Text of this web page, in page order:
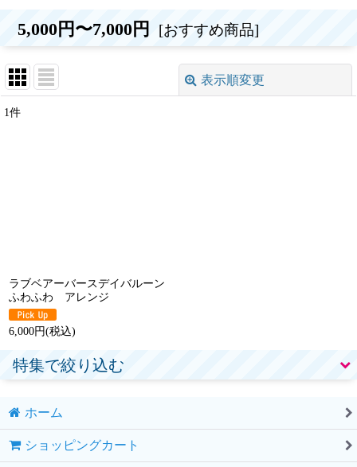
5,000円〜7,000円 [おすすめ商品]
表示順変更
1件
ラブベアーバースデイバルーン
ふわふわ アレンジ
6,000円(税込)
特集で絞り込む
浮くタイプ
置くタイプ
ホーム
ショッピングカート